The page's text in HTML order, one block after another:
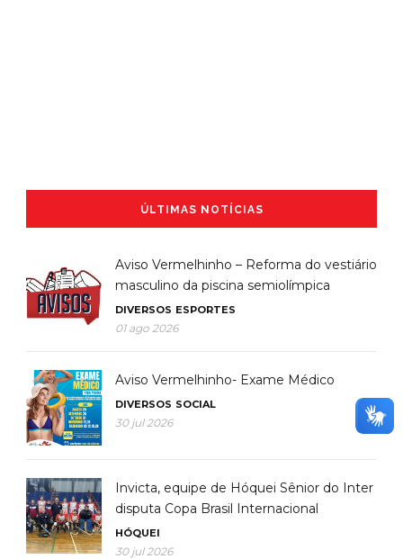
ÚLTIMAS NOTÍCIAS
Aviso Vermelhinho – Reforma do vestiário
masculino da piscina semiolímpica
DIVERSOS ESPORTES
01 ago 2026
Aviso Vermelhinho- Exame Médico
DIVERSOS SOCIAL
30 jul 2026
Invicta, equipe de Hóquei Sênior do Inter
disputa Copa Brasil Internacional
HÓQUEI
30 jul 2026